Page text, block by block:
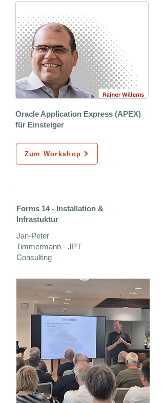
Oracle Application Express (APEX)
für Einsteiger
Zum Workshop
Forms 14 - Installation &
Infrastuktur
Jan-Peter
Timmermann - JPT
Consulting